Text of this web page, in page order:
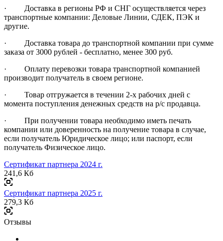
· Доставка в регионы РФ и СНГ осуществляется через
транспортные компании: Деловые Линии, СДЕК, ПЭК и
другие.
· Доставка товара до транспортной компании при сумме
заказа от 3000 рублей - бесплатно, менее 300 руб.
· Оплату перевозки товара транспортной компанией
производит получатель в своем регионе.
· Товар отгружается в течении 2-х рабочих дней с
момента поступления денежных средств на р/с продавца.
· При получении товара необходимо иметь печать
компании или доверенность на получение товара в случае,
если получатель Юридическое лицо; или паспорт, если
получатель Физическое лицо.
Сертификат партнера 2024 г.
241,6 Кб
Сертификат партнера 2025 г.
279,3 Кб
Отзывы